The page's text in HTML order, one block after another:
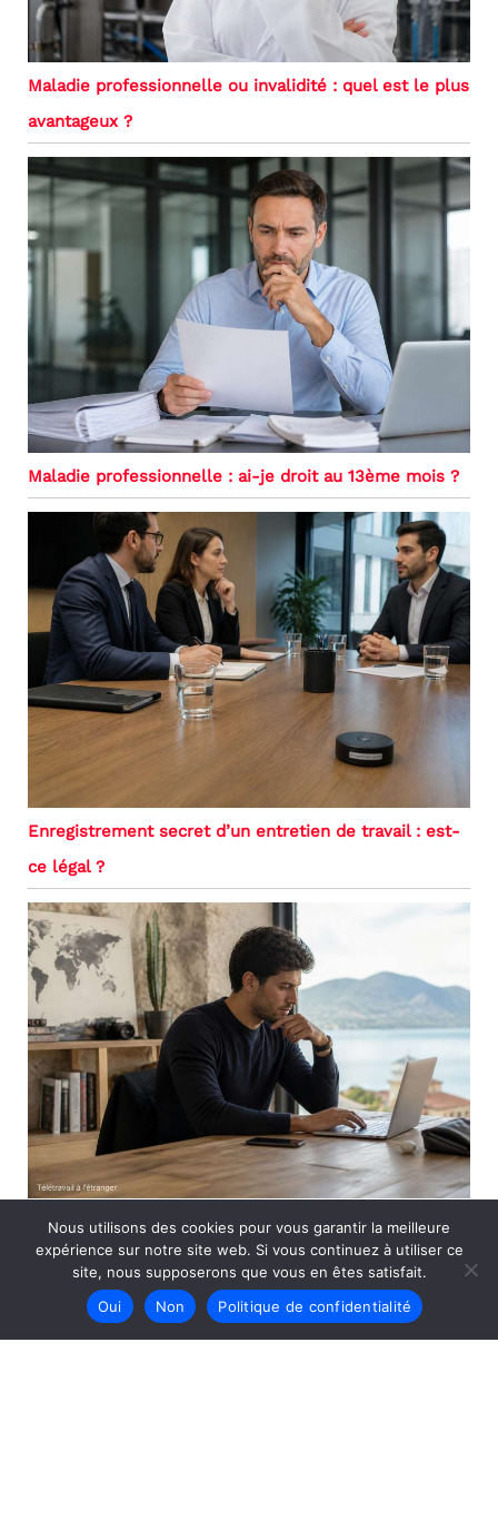
Maladie professionnelle ou invalidité : quel est le plus
avantageux ?
Maladie professionnelle : ai-je droit au 13ème mois ?
Enregistrement secret d’un entretien de travail : est-
ce légal ?
Télétravail à l’étranger : quels enjeux pour l’employeur
?
Nous utilisons des cookies pour vous garantir la meilleure
expérience sur notre site web. Si vous continuez à utiliser ce
site, nous supposerons que vous en êtes satisfait.
Oui
Non Politique de confidentialité